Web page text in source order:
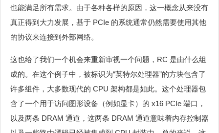
也能满足所有需求。由于各种各样的原因，这一概念从来没有
真正得到大力发展，基于 PCIe 的系统通常仍然需要使用其他
的协议来连接到外部网络。
这也给了我们一个机会来重新审视一个问题，RC 是由什么组
成的。在这个例子中，被标识为“英特尔处理器”的方块包含了
许多组件，大多数现代的 CPU 架构都是如此。这个处理器包
含了一个用于访问图形设备（例如显卡）的 x16 PCIe 端口，
以及两条 DRAM 通道，这两条 DRAM 通道意味着内存控制器